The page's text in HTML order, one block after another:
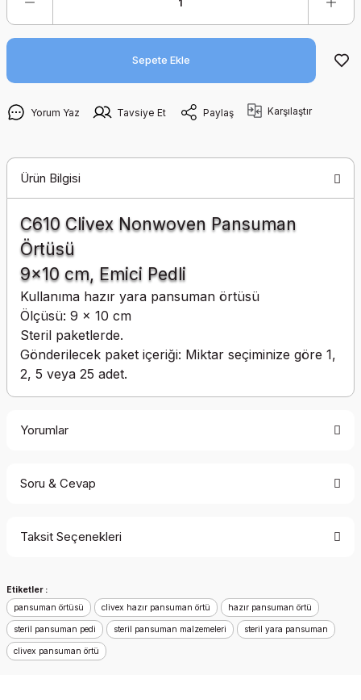
Sepete Ekle
Yorum Yaz Tavsiye Et Paylaş Karşılaştır
Ürün Bilgisi
C610 Clivex Nonwoven Pansuman
Örtüsü
9x10 cm, Emici Pedli
Kullanıma hazır yara pansuman örtüsü
Ölçüsü: 9 x 10 cm
Steril paketlerde.
Gönderilecek paket içeriği: Miktar seçiminize göre 1,
2, 5 veya 25 adet.
Yorumlar
Soru & Cevap
Soru Sor
Taksit Seçenekleri
Etiketler :
pansuman örtüsü
clivex hazır pansuman örtü hazır pansuman örtü
steril pansuman pedi steril pansuman malzemeleri steril yara pansuman
clivex pansuman örtü